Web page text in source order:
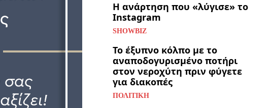
Η ανάρτηση που «λύγισε» το
Instagram
SHOWBIZ
Το έξυπνο κόλπο με το
αναποδογυρισμένο ποτήρι
στον νεροχύτη πριν φύγετε
για διακοπές
ΠΟΛΙΤΙΚΉ